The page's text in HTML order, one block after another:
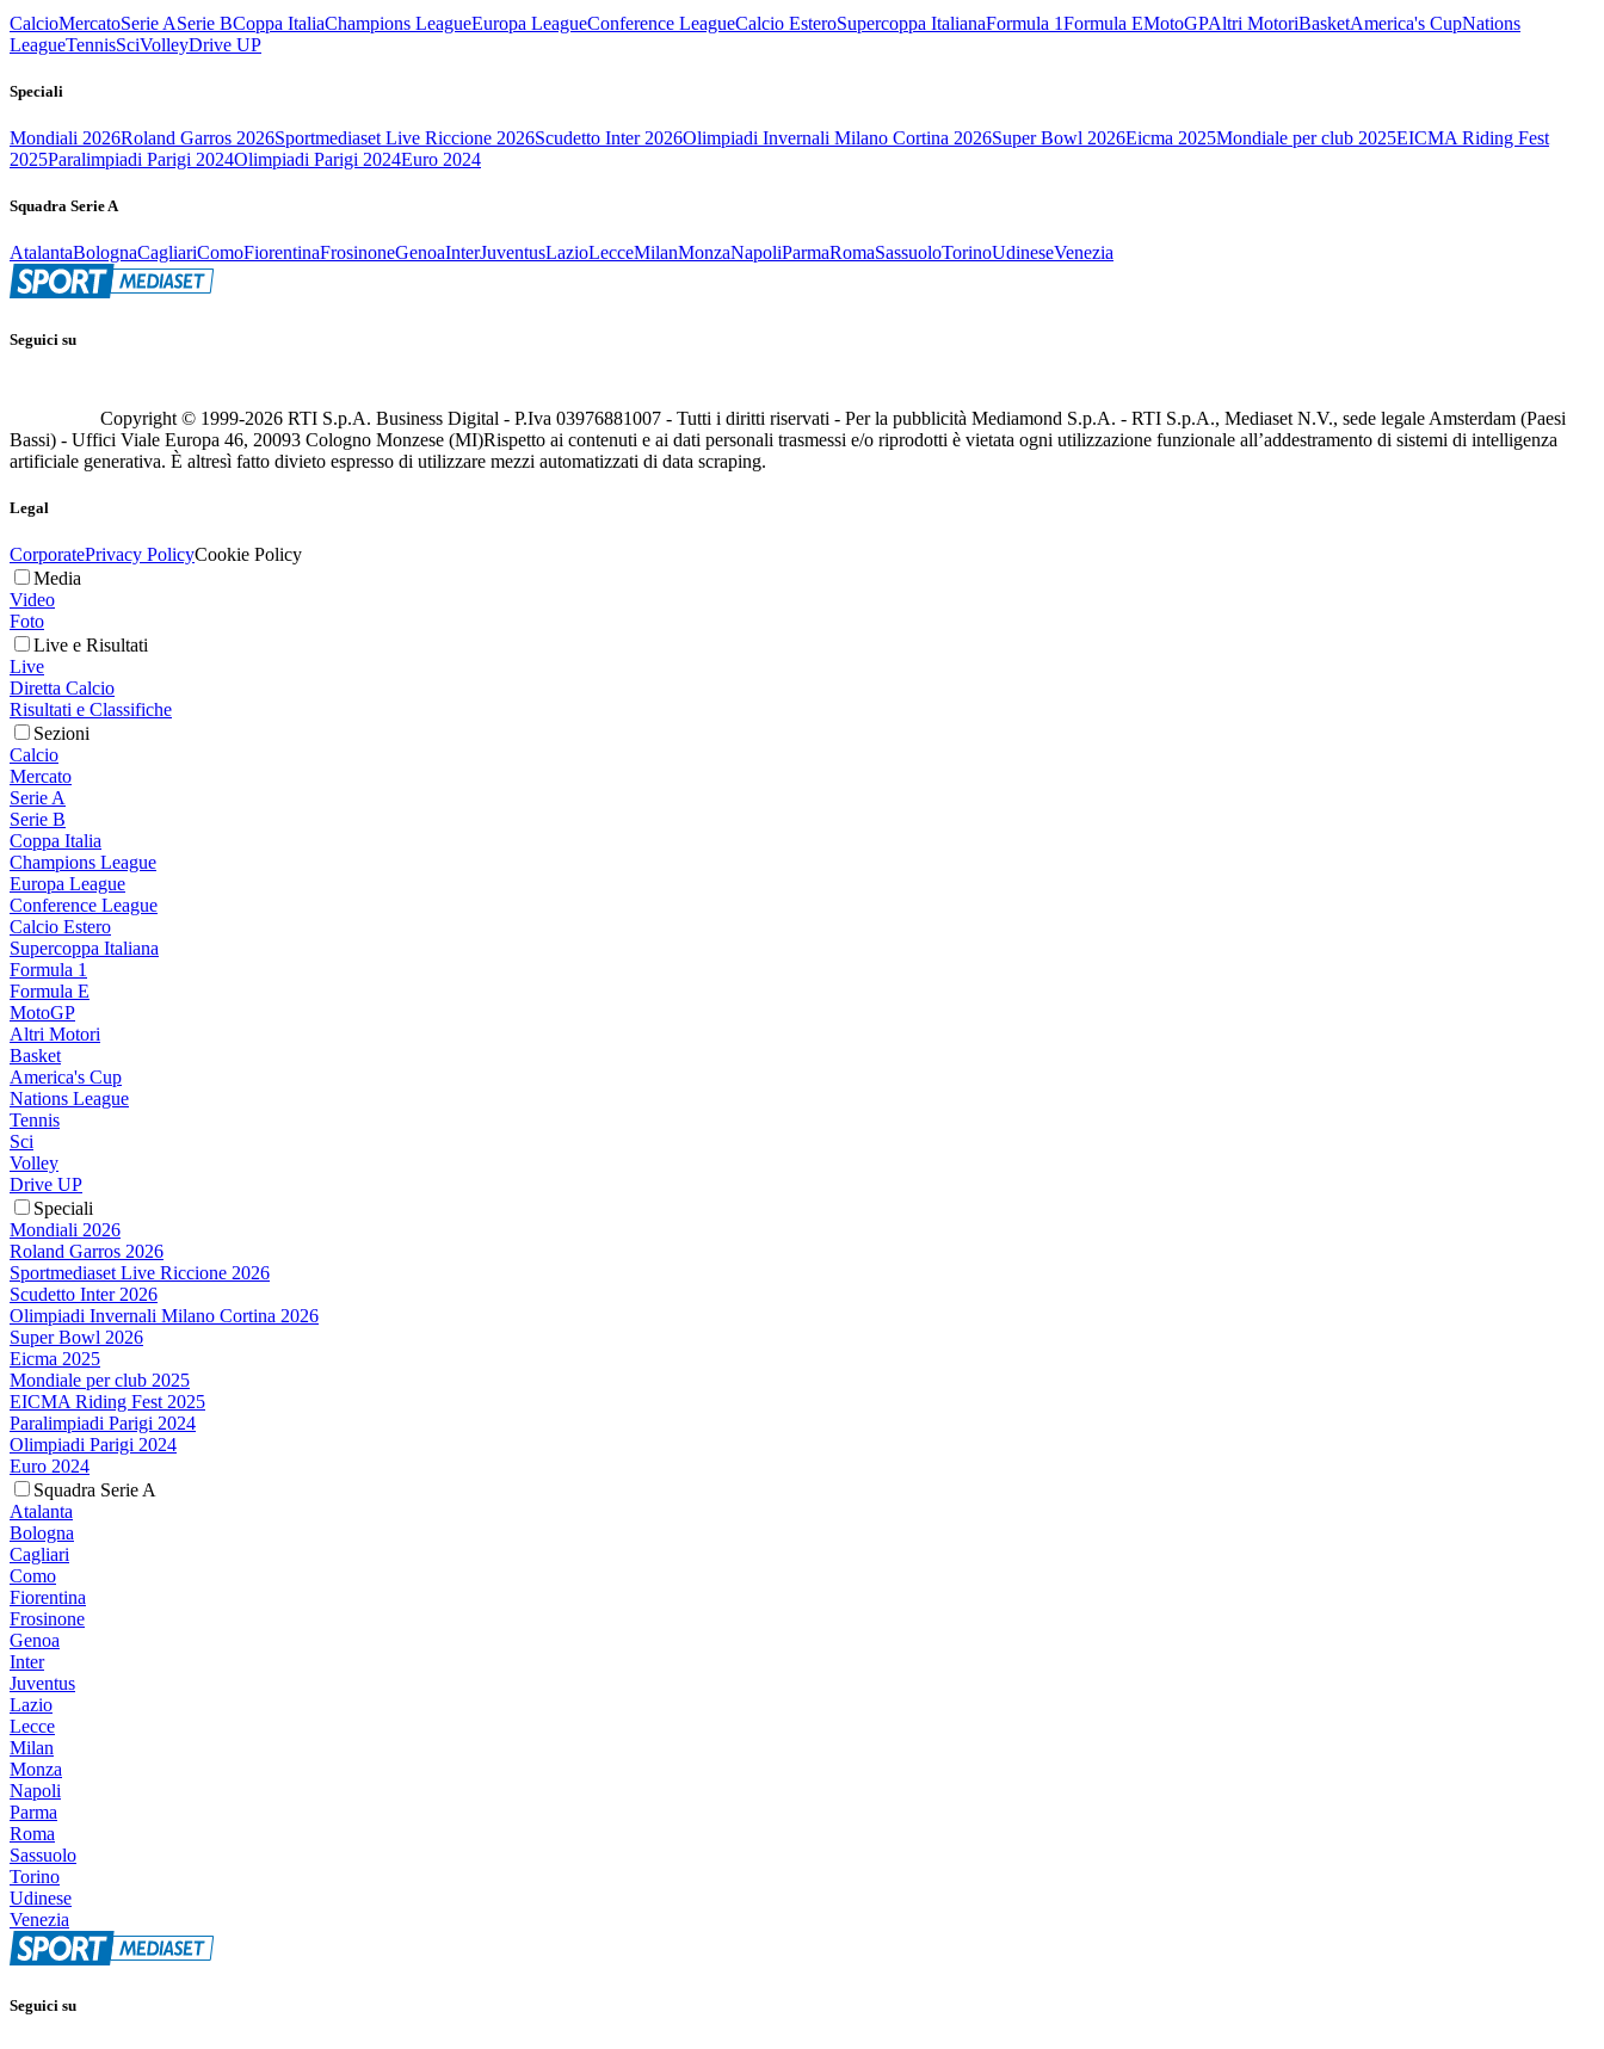
CalcioMercatoSerie ASerie BCoppa ItaliaChampions LeagueEuropa LeagueConference LeagueCalcio EsteroSupercoppa ItalianaFormula 1Formula EMotoGPAltri MotoriBasketAmerica's CupNations
LeagueTennisSciVolleyDrive UP
Speciali
Mondiali 2026Roland Garros 2026Sportmediaset Live Riccione 2026Scudetto Inter 2026Olimpiadi Invernali Milano Cortina 2026Super Bowl 2026Eicma 2025Mondiale per club 2025EICMA Riding Fest
2025Paralimpiadi Parigi 2024Olimpiadi Parigi 2024Euro 2024
Squadra Serie A
AtalantaBolognaCagliariComoFiorentinaFrosinoneGenoaInterJuventusLazioLecceMilanMonzaNapoliParmaRomaSassuoloTorinoUdineseVenezia
Seguici su
Copyright © 1999-2026 RTI S.p.A. Business Digital - P.Iva 03976881007 - Tutti i diritti riservati - Per la pubblicità Mediamond S.p.A. - RTI S.p.A., Mediaset N.V., sede legale Amsterdam (Paesi
Bassi) - Uffici Viale Europa 46, 20093 Cologno Monzese (MI)Rispetto ai contenuti e ai dati personali trasmessi e/o riprodotti è vietata ogni utilizzazione funzionale all’addestramento di sistemi di intelligenza
artificiale generativa. È altresì fatto divieto espresso di utilizzare mezzi automatizzati di data scraping.
Legal
CorporatePrivacy PolicyCookie Policy
Media
Video
Foto
Live e Risultati
Live
Diretta Calcio
Risultati e Classifiche
Sezioni
Calcio
Mercato
Serie A
Serie B
Coppa Italia
Champions League
Europa League
Conference League
Calcio Estero
Supercoppa Italiana
Formula 1
Formula E
MotoGP
Altri Motori
Basket
America's Cup
Nations League
Tennis
Sci
Volley
Drive UP
Speciali
Mondiali 2026
Roland Garros 2026
Sportmediaset Live Riccione 2026
Scudetto Inter 2026
Olimpiadi Invernali Milano Cortina 2026
Super Bowl 2026
Eicma 2025
Mondiale per club 2025
EICMA Riding Fest 2025
Paralimpiadi Parigi 2024
Olimpiadi Parigi 2024
Euro 2024
Squadra Serie A
Atalanta
Bologna
Cagliari
Como
Fiorentina
Frosinone
Genoa
Inter
Juventus
Lazio
Lecce
Milan
Monza
Napoli
Parma
Roma
Sassuolo
Torino
Udinese
Venezia
Seguici su